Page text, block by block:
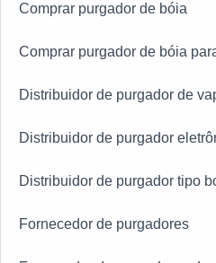
Comprar purgador de bóia
Comprar purgador de bóia
Distribuidor de purgador de
Distribuidor de purgador
Distribuidor de purgador tipo
Fornecedor de purgadores